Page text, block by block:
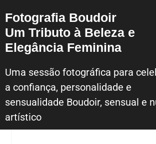
Fotografia Boudoir
Um Tributo à Beleza e
Elegância Feminina
Uma sessão fotográfica para
a confiança, personalidade e
sensualidade Boudoir, sensual e
artístico